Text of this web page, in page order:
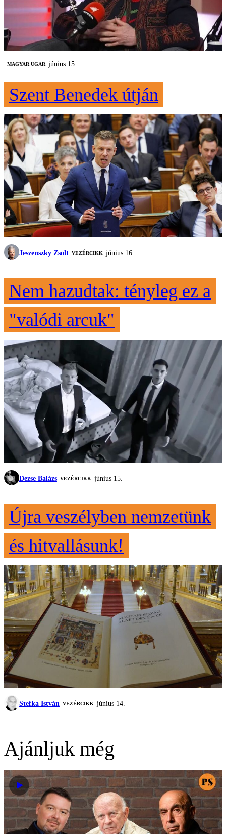
MAGYAR UGAR június 15.
Szent Benedek útján
Jeszenszky Zsolt VEZÉRCIKK június 16.
Nem hazudtak: tényleg ez a
"valódi arcuk"
Dezse Balázs VEZÉRCIKK június 15.
Újra veszélyben nemzetünk
és hitvallásunk!
Stefka István VEZÉRCIKK június 14.
Ajánljuk még